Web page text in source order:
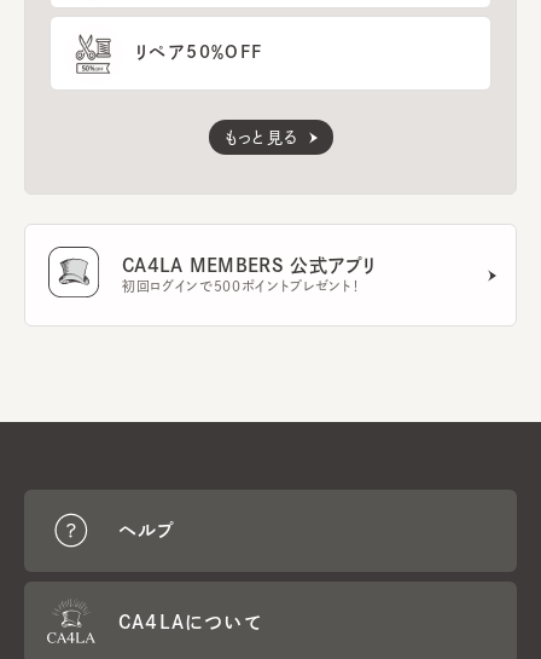
リペア50％OFF
もっと見る
CA4LA MEMBERS 公式アプリ
初回ログインで500ポイントプレゼント！
ヘルプ
CA4LAについて